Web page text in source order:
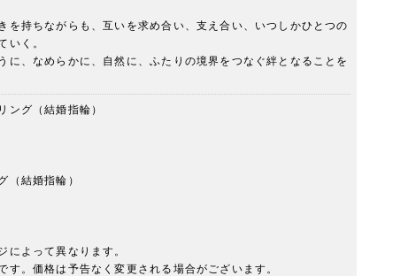
を持ちながらも、互いを求め合い、支え合い、いつしかひとつの
いく。
に、なめらかに、自然に、ふたりの境界をつなぐ絆となることを
ング（結婚指輪）
（結婚指輪）
よって異なります。
す。価格は予告なく変更される場合がございます。